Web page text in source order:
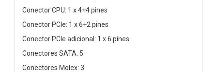
Conector CPU: 1 x 4+4 pines
Conector PCIe: 1 x 6+2 pines
Conector PCIe adicional: 1 x 6 pines
Conectores SATA: 5
Conectores Molex: 3